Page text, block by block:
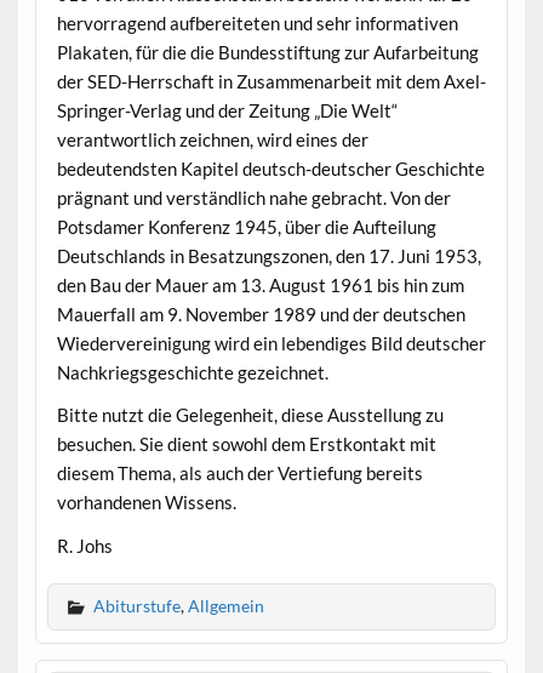
hervorragend aufbereiteten und sehr informativen
Plakaten, für die die Bundesstiftung zur Aufarbeitung
der SED-Herrschaft in Zusammenarbeit mit dem Axel-
Springer-Verlag und der Zeitung „Die Welt“
verantwortlich zeichnen, wird eines der
bedeutendsten Kapitel deutsch-deutscher Geschichte
prägnant und verständlich nahe gebracht. Von der
Potsdamer Konferenz 1945, über die Aufteilung
Deutschlands in Besatzungszonen, den 17. Juni 1953,
den Bau der Mauer am 13. August 1961 bis hin zum
Mauerfall am 9. November 1989 und der deutschen
Wiedervereinigung wird ein lebendiges Bild deutscher
Nachkriegsgeschichte gezeichnet.
Bitte nutzt die Gelegenheit, diese Ausstellung zu
besuchen. Sie dient sowohl dem Erstkontakt mit
diesem Thema, als auch der Vertiefung bereits
vorhandenen Wissens.
R. Johs
Abiturstufe,Allgemein